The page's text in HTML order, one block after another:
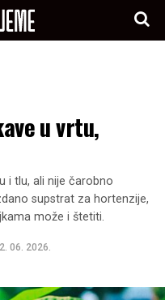
u vrtu,
i tlu, ali nije čarobno
supstrat za hortenzije,
može i štetiti.
06. 2026.